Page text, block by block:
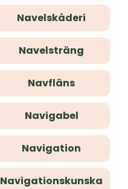
Navelskåderi
Navelsträng
Navfläns
Navigabel
Navigation
Navigationskunska